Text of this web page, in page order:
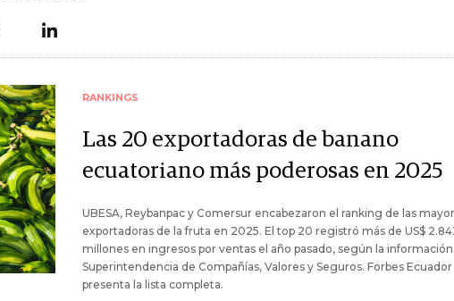
RANKINGS
Las 20 exportadoras de banano
ecuatoriano más poderosas en 2025
UBESA, Reybanpac y Comersur encabezaron el ranking de las
exportadoras de la fruta en 2025. El top 20 registró más de US$
millones en ingresos por ventas el año pasado, según la información
Superintendencia de Compañías, Valores y Seguros. Forbes Ecuador
presenta la lista completa.